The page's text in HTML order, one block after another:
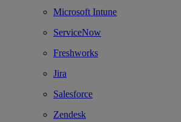
Microsoft Intune
ServiceNow
Freshworks
Jira
Salesforce
Zendesk